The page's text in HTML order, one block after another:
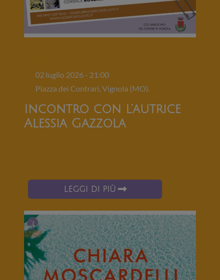
02 luglio 2026 - 21:00
Piazza dei Contrari, Vignola (MO).
Incontro con l’autrice
Alessia Gazzola
LEGGI DI PIÙ